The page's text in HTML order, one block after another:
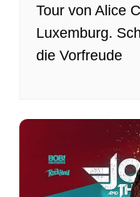
Tour von Alice
Luxemburg.
die Vorfreude